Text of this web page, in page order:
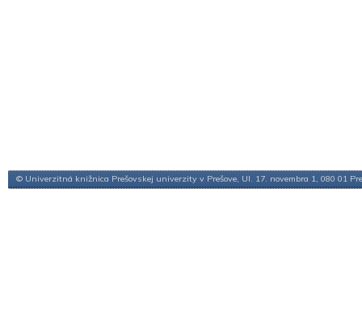
© Univerzitná knižnica Prešovskej univerzity v Prešove, Ul. 17. novembra 1, 080 01